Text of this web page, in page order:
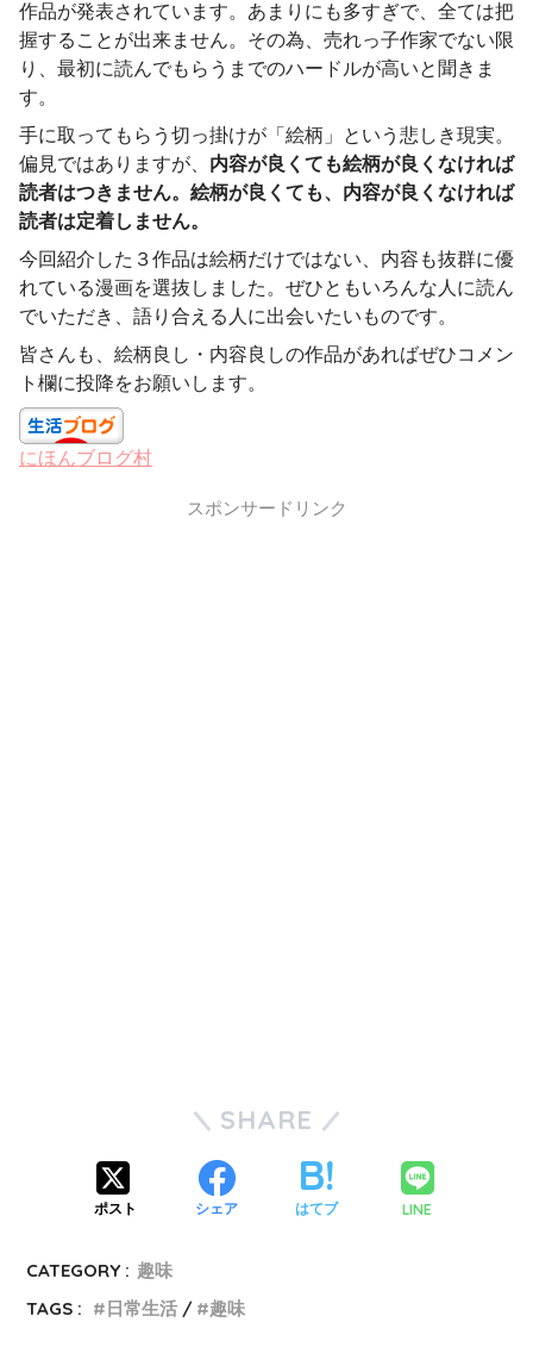
作品が発表されています。あまりにも多すぎで、全ては把
握することが出来ません。その為、売れっ子作家でない限
り、最初に読んでもらうまでのハードルが高いと聞きま
す。
手に取ってもらう切っ掛けが「絵柄」という悲しき現実。
偏見ではありますが、 内容が良くても絵柄が良くなければ
読者はつきません。絵柄が良くても、内容が良くなければ
読者は定着しません。
今回紹介した３作品は絵柄だけではない、内容も抜群に優
れている漫画を選抜しました。ぜひともいろんな人に読ん
でいただき、語り合える人に出会いたいものです。
皆さんも、絵柄良し・内容良しの作品があればぜひコメン
ト欄に投降をお願いします。
にほんブログ村
スポンサードリンク
SHARE
ポスト シェア はてブ LINE
CATEGORY : 趣味
TAGS :
日常生活 趣味